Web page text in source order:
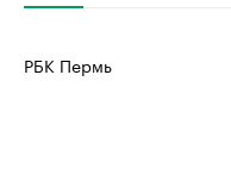
РБК Пермь